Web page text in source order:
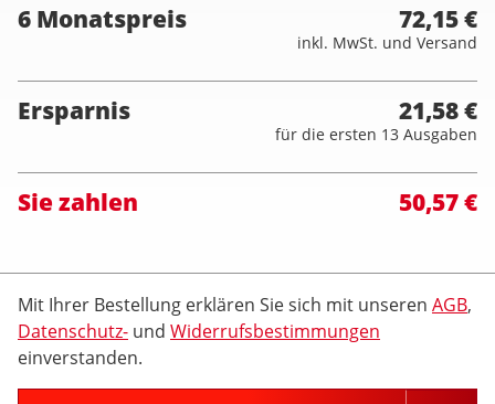
6 Monatspreis 72,15 €
inkl. MwSt. und Versand
Ersparnis 21,58 €
für die ersten 13 Ausgaben
Sie zahlen 50,57 €
Mit Ihrer Bestellung erklären Sie sich mit unseren AGB,
Datenschutz- und Widerrufsbestimmungen
einverstanden.